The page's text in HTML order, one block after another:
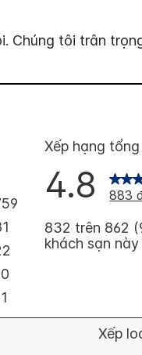
Chúng tôi trân